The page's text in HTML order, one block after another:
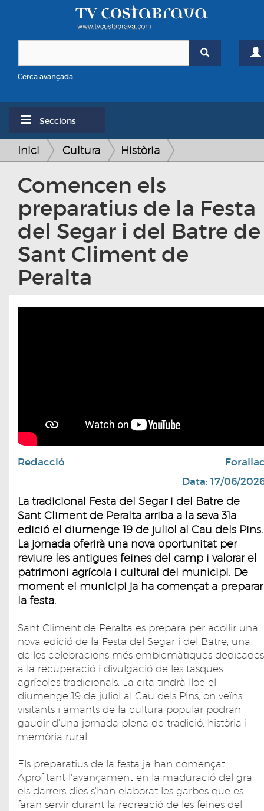
Cerca avançada
Seccions
Inici Cultura Història
Comencen els
preparatius de la Festa
del Segar i del Batre de
Sant Climent de
Peralta
Redacció
Data: 17/06/
La tradicional Festa del Segar i del Batre de
Sant Climent de Peralta arriba a la seva 31a
edició el diumenge 19 de juliol al Cau dels Pins.
La jornada oferirà una nova oportunitat per
reviure les antigues feines del camp i valorar el
patrimoni agrícola i cultural del municipi. De
moment el municipi ja ha començat a preparar
la festa.
Sant Climent de Peralta es prepara per acollir una
nova edició de la Festa del Segar i del Batre, una
de les celebracions més emblemàtiques dedicades
a la recuperació i divulgació de les tasques
agrícoles tradicionals. La cita tindrà lloc el
diumenge 19 de juliol al Cau dels Pins, on veïns,
visitants i amants de la cultura popular podran
gaudir d'una jornada plena de tradició, història i
memòria rural.
Els preparatius de la festa ja han començat.
Aprofitant l'avançament en la maduració del gra,
els darrers dies s'han elaborat les garbes que es
faran servir durant la recreació de les feines del